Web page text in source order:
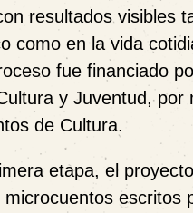
resultados visibles
como en la vida
fue financiado
y Juventud, por
de Cultura.
etapa, el
microcuentos escritos